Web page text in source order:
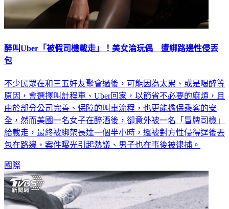
醉叫Uber「被假司機載走」！美女淪玩偶 遭綁路邊性侵丟
包
不少民眾在和三五好友聚會過後，可能因為太累、或是喝醉等
原因，會選擇叫計程車、Uber回家，以節省不必要的麻煩，且
由於部分公司完善、保障的叫車流程，也更能擔保乘客的安
全，然而美國一名女子在醉酒後，卻意外被一名「冒牌司機」
給載走，最終被綁架長達一個半小時，還被對方性侵得逞後丟
包在路邊，案件曝光引起熱議、男子也在事後被逮捕。
國際